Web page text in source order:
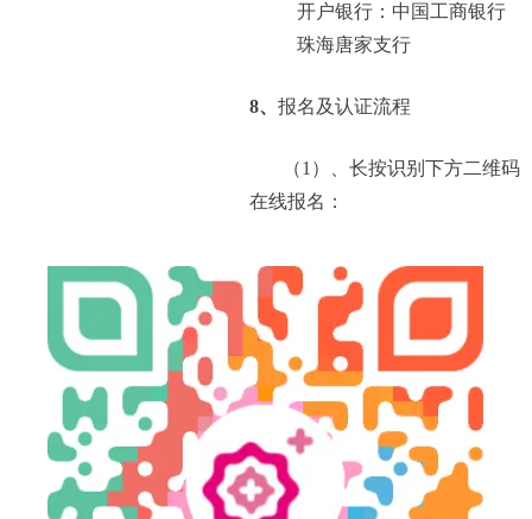
开户银行：中国工商银行
珠海唐家支行
8、 报名及认证流程
（1）
、长按识别下方二维码
在线报名：